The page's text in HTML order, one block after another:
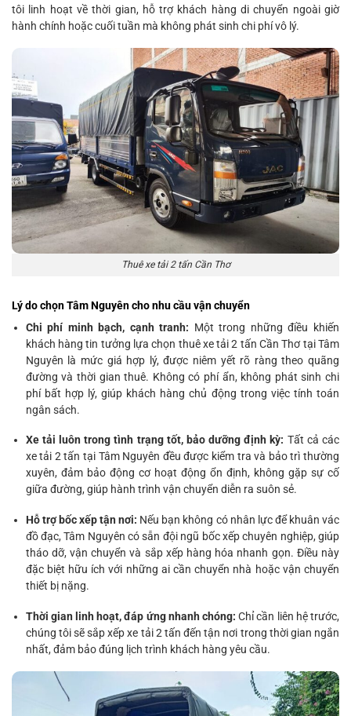
tôi linh hoạt về thời gian, hỗ trợ khách hàng di chuyển ngoài giờ
hành chính hoặc cuối tuần mà không phát sinh chi phí vô lý.
Thuê xe tải 2 tấn Cần Thơ
Lý do chọn Tâm Nguyên cho nhu cầu vận chuyển
Chi phí minh bạch, cạnh tranh: Một trong những điều khiến
khách hàng tin tưởng lựa chọn thuê xe tải 2 tấn Cần Thơ tại Tâm
Nguyên là mức giá hợp lý, được niêm yết rõ ràng theo quãng
đường và thời gian thuê. Không có phí ẩn, không phát sinh chi
phí bất hợp lý, giúp khách hàng chủ động trong việc tính toán
ngân sách.
Xe tải luôn trong tình trạng tốt, bảo dưỡng định kỳ: Tất cả các
xe tải 2 tấn tại Tâm Nguyên đều được kiểm tra và bảo trì thường
xuyên, đảm bảo động cơ hoạt động ổn định, không gặp sự cố
giữa đường, giúp hành trình vận chuyển diễn ra suôn sẻ.
Hỗ trợ bốc xếp tận nơi: Nếu bạn không có nhân lực để khuân vác
đồ đạc, Tâm Nguyên có sẵn đội ngũ bốc xếp chuyên nghiệp, giúp
tháo dỡ, vận chuyển và sắp xếp hàng hóa nhanh gọn. Điều này
đặc biệt hữu ích với những ai cần chuyển nhà hoặc vận chuyển
thiết bị nặng.
Thời gian linh hoạt, đáp ứng nhanh chóng: Chỉ cần liên hệ trước,
chúng tôi sẽ sắp xếp xe tải 2 tấn đến tận nơi trong thời gian ngắn
nhất, đảm bảo đúng lịch trình khách hàng yêu cầu.